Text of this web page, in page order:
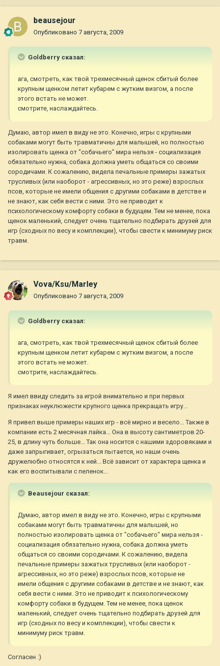
beausejour
Опубликовано 7 августа, 2009
Goldberry сказал:
ага, смотреть, как твой трехмесячный щенок сбитый более
крупным щенком летит кубарем с жутким визгом, а после
этого встать не может.
смотрите, наслаждайтесь.
Думаю, автор имел в виду не это. Конечно, игры с крупными
собаками могут быть травматичны для малышей, но полностью
изолировать щенка от "собачьего" мира нельзя - социализация
обязательно нужна, собака должна уметь общаться со своими
сородичами. К сожалению, видела печальные примеры зажатых
трусливых (или наоборот - агрессивных, но это реже) взрослых
псов, которые не имели общения с другими собаками в детстве и
не знают, как себя вести с ними. Это не приводит к
психологическому комфорту собаки в будущем. Тем не менее, пока
щенок маленький, следует очень тщательно подбирать друзей для
игр (сходных по весу и комплекции), чтобы свести к минимуму риск
травм.
Vova/Ksu/Marley
Опубликовано 7 августа, 2009
Goldberry сказал:
ага, смотреть, как твой трехмесячный щенок сбитый более
крупным щенком летит кубарем с жутким визгом, а после
этого встать не может.
смотрите, наслаждайтесь.
Я имел ввиду следить за игрой внимательно и при первых
признаках неуклюжести крупного щенка прекращать игру...
Я привел выше примеры наших игр - всё мирно и весело... Также в
компании есть 2 месячная лайка... Она в высоту сантиметров 20-
25, в длину чуть больше... Так она носится с нашими здоровяками и
даже запрыгивает, огрызаться пытается, но наши очень
дружелюбно относятся к ней... Всё зависит от характера щенка и
как его воспитывали с пеленок...
Beausejour сказал:
Думаю, автор имел в виду не это. Конечно, игры с крупными
собаками могут быть травматичны для малышей, но
полностью изолировать щенка от "собачьего" мира нельзя -
социализация обязательно нужна, собака должна уметь
общаться со своими сородичами. К сожалению, видела
печальные примеры зажатых трусливых (или наоборот -
агрессивных, но это реже) взрослых псов, которые не
имели общения с другими собаками в детстве и не знают, как
себя вести с ними. Это не приводит к психологическому
комфорту собаки в будущем. Тем не менее, пока щенок
маленький, следует очень тщательно подбирать друзей для
игр (сходных по весу и комплекции), чтобы свести к
минимуму риск травм.
Согласен :)